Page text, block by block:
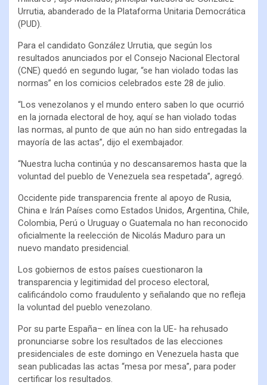
Urrutia, abanderado de la Plataforma Unitaria Democrática
(PUD).
Para el candidato González Urrutia, que según los
resultados anunciados por el Consejo Nacional Electoral
(CNE) quedó en segundo lugar, “se han violado todas las
normas” en los comicios celebrados este 28 de julio.
“Los venezolanos y el mundo entero saben lo que ocurrió
en la jornada electoral de hoy, aquí se han violado todas
las normas, al punto de que aún no han sido entregadas la
mayoría de las actas”, dijo el exembajador.
“Nuestra lucha continúa y no descansaremos hasta que la
voluntad del pueblo de Venezuela sea respetada”, agregó.
Occidente pide transparencia frente al apoyo de Rusia,
China e Irán Países como Estados Unidos, Argentina, Chile,
Colombia, Perú o Uruguay o Guatemala no han reconocido
oficialmente la reelección de Nicolás Maduro para un
nuevo mandato presidencial.
Los gobiernos de estos países cuestionaron la
transparencia y legitimidad del proceso electoral,
calificándolo como fraudulento y señalando que no refleja
la voluntad del pueblo venezolano.
Por su parte España– en línea con la UE- ha rehusado
pronunciarse sobre los resultados de las elecciones
presidenciales de este domingo en Venezuela hasta que
sean publicadas las actas “mesa por mesa”, para poder
certificar los resultados.